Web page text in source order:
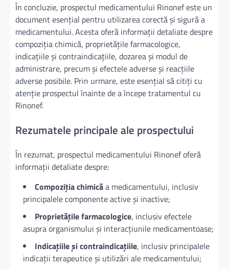
În concluzie, prospectul medicamentului Rinonef este un
document esențial pentru utilizarea corectă și sigură a
medicamentului. Acesta oferă informații detaliate despre
compoziția chimică, proprietățile farmacologice,
indicațiile și contraindicațiile, dozarea și modul de
administrare, precum și efectele adverse și reacțiile
adverse posibile. Prin urmare, este esențial să citiți cu
atenție prospectul înainte de a începe tratamentul cu
Rinonef.
Rezumatele principale ale prospectului
În rezumat, prospectul medicamentului Rinonef oferă
informații detaliate despre:
Compoziția chimicăa medicamentului, inclusiv
principalele componente active și inactive;
Proprietățile farmacologice, inclusiv efectele
asupra organismului și interacțiunile medicamentoase;
Indicațiile și contraindicațiile, inclusiv principalele
indicații terapeutice și utilizări ale medicamentului;